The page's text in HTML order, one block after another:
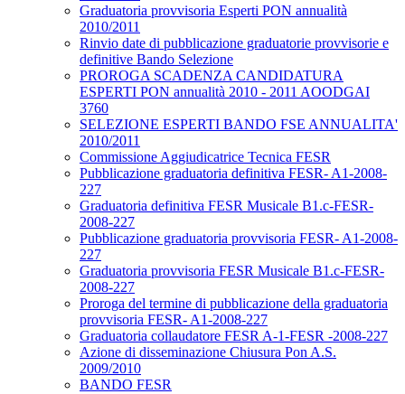
Graduatoria provvisoria Esperti PON annualità
2010/2011
Rinvio date di pubblicazione graduatorie provvisorie e
definitive Bando Selezione
PROROGA SCADENZA CANDIDATURA
ESPERTI PON annualità 2010 - 2011 AOODGAI
3760
SELEZIONE ESPERTI BANDO FSE ANNUALITA'
2010/2011
Commissione Aggiudicatrice Tecnica FESR
Pubblicazione graduatoria definitiva FESR- A1-2008-
227
Graduatoria definitiva FESR Musicale B1.c-FESR-
2008-227
Pubblicazione graduatoria provvisoria FESR- A1-2008-
227
Graduatoria provvisoria FESR Musicale B1.c-FESR-
2008-227
Proroga del termine di pubblicazione della graduatoria
provvisoria FESR- A1-2008-227
Graduatoria collaudatore FESR A-1-FESR -2008-227
Azione di disseminazione Chiusura Pon A.S.
2009/2010
BANDO FESR